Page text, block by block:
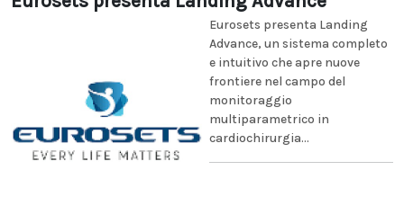
Eurosets presenta Landing
Advance, un sistema completo
e intuitivo che apre nuove
frontiere nel campo del
monitoraggio
multiparametrico in
cardiochirurgia...